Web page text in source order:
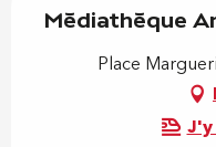
Médiathèque
Place
J'y